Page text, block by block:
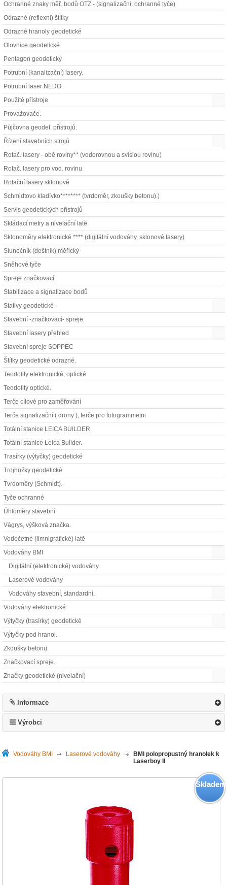
Ochranné znaky měř. bodů OTZ - (signalizační, ochranné tyče)
Odrazné (reflexní) štítky
Odrazné hranoly geodetické
Olovnice geodetické
Pentagon geodetický
Potrubní (kanalizační) lasery.
Potrubní laser NEDO
Použité přístroje
Provažovače.
Půjčovna geodet. přístrojů.
Řízení stavebních strojů
Rotač. lasery - obě roviny** (vodorovnou a svislou rovinu)
Rotač. lasery pro vod. rovinu
Rotační lasery sklonové
Schmidtovo kladívko******** (tvrdoměr, zkoušky betonu).)
Servis geodetických přístrojů
Skládací metry a nivelační latě
Sklonoměry elektronické **** (digitální vodováhy, sklonové lasery)
Slunečník (deštník) měřický
Sněhové tyče
Spreje značkovací
Stabilizace a signalizace bodů
Stativy geodetické
Stavební -značkovací- spreje.
Stavební lasery přehled
Stavební spreje SOPPEC
Štítky geodetické odrazné.
Teodolity elektronické, optické
Teodolity optické.
Terče cílové pro zaměřování
Terče signalizační ( drony ), terče pro fotogrammetrii
Totální stanice LEICA BUILDER
Totální stanice Leica Builder.
Trasírky (výtyčky) geodetické
Trojnožky geodetické
Tvrdoměry (Schmidt).
Tyče ochranné
Úhloměry stavební
Vágrys, výšková značka.
Vodočetné (limnigrafické) latě
Vodováhy BMI
Digitální (elektronické) vodováhy
Laserové vodováhy
Vodováhy stavební, standardní.
Vodováhy elektronické
Výtyčky (trasírky) geodetické
Výtyčky pod hranol.
Zkoušky betonu.
Značkovací spreje.
Značky geodetické (nivelační)
Informace
Výrobci
Vodováhy BMI >Laserové vodováhy >BMI polopropustný hranolek k
Laserboy II
Skladem